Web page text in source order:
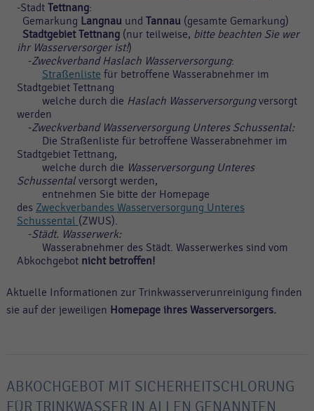
-Stadt Tettnang:
Gemarkung Langnau und Tannau (gesamte Gemarkung)
Stadtgebiet Tettnang(nur teilweise, bitte beachten Sie wer
ihr Wasserversorger ist!)
-Zweckverband Haslach Wasserversorgung:
Straßenliste für betroffene Wasserabnehmer im
Stadtgebiet Tettnang
welche durch die Haslach Wasserversorgungversorgt
werden
-Zweckverband Wasserversorgung Unteres Schussental:
Die Straßenliste für betroffene Wasserabnehmer im
Stadtgebiet Tettnang,
welche durch die Wasserversorgung Unteres
Schussental versorgt werden,
entnehmen Sie bitte der Homepage
des Zweckverbandes Wasserversorgung Unteres
Schussental (ZWUS).
-Städt. Wasserwerk:
Wasserabnehmer des Städt. Wasserwerkes sind vom
Abkochgebot nicht betroffen!
Aktuelle Informationen zur Trinkwasserverunreinigung finden
sie auf der jeweiligen Homepage ihres Wasserversorgers.
ABKOCHGEBOT MIT SICHERHEITSCHLORUNG
FÜR TRINKWASSER IN ALLEN GENANNTEN